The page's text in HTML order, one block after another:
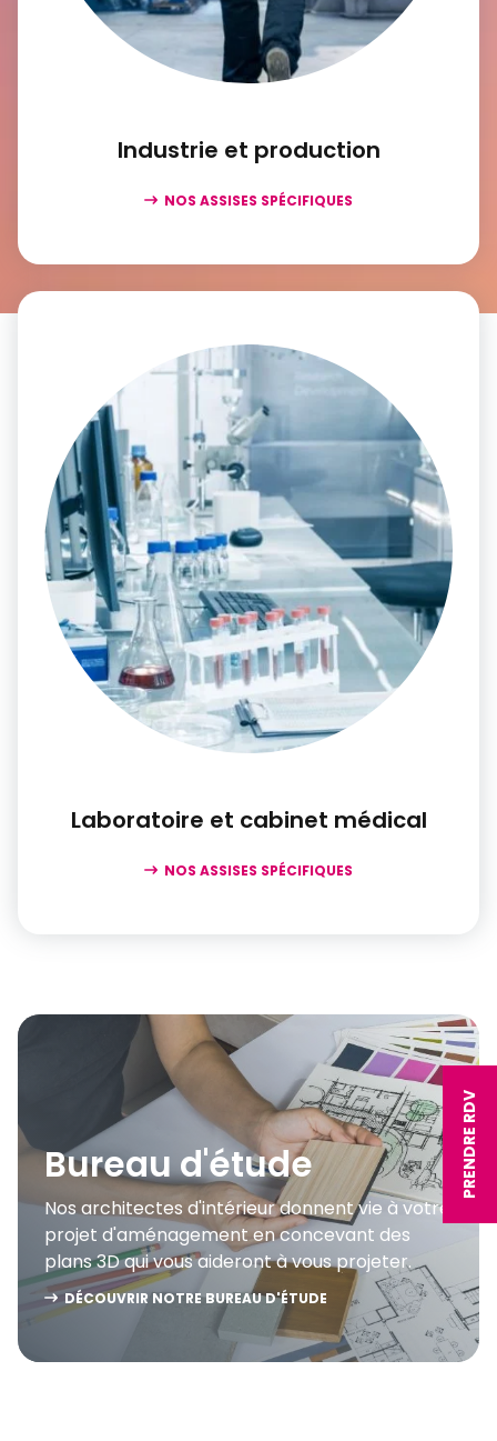
Industrie et production
NOS ASSISES SPÉCIFIQUES
Laboratoire et cabinet médical
NOS ASSISES SPÉCIFIQUES
Bureau d'étude
Nos architectes d'intérieur donnent vie à votre
projet d'aménagement en concevant des
plans 3D qui vous aideront à vous projeter.
DÉCOUVRIR NOTRE BUREAU D'ÉTUDE
PRENDRE RDV